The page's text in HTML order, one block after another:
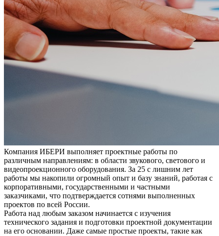
Компания ИБЕРИ выполняет проектные работы по
различным направлениям: в области звукового, светового и
видеопроекционного оборудования. За 25 с лишним лет
работы мы накопили огромный опыт и базу знаний, работая с
корпоративными, государственными и частными
заказчиками, что подтверждается сотнями выполненных
проектов по всей России.
Работа над любым заказом начинается с изучения
технического задания и подготовки проектной документации
на его основании. Даже самые простые проекты, такие как